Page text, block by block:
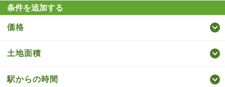
条件を追加する
価格
土地面積
駅からの時間